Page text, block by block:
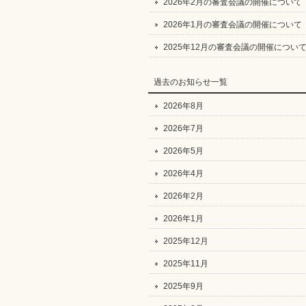
2026年2月の審査会議の開催について
2026年1月の審査会議の開催について
2025年12月の審査会議の開催について
過去のお知らせ一覧
2026年8月
2026年7月
2026年5月
2026年4月
2026年2月
2026年1月
2025年12月
2025年11月
2025年9月